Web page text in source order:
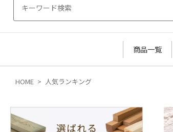
商品一覧
HOME 人気ランキング